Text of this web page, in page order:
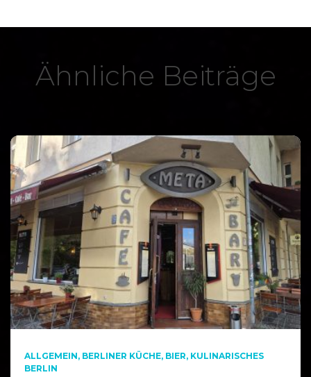
Ähnliche Beiträge
ALLGEMEIN BERLINER KÜCHE BIER KULINARISCHES
BERLIN